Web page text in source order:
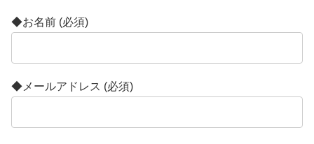
◆お名前 (必須)
◆メールアドレス (必須)